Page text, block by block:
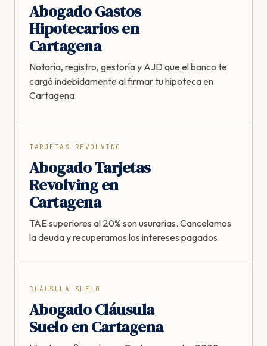
Abogado Gastos
Hipotecarios en
Cartagena
Notaría, registro, gestoría y AJD que el banco te
cargó indebidamente al firmar tu hipoteca en
Cartagena.
TARJETAS REVOLVING
Abogado Tarjetas
Revolving en
Cartagena
TAE superiores al 20% son usurarias. Cancelamos
la deuda y recuperamos los intereses pagados.
CLÁUSULA SUELO
Abogado Cláusula
Suelo en Cartagena